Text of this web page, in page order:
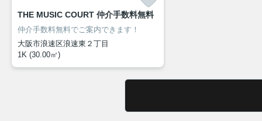
THE MUSIC COURT 仲介手数料無料
仲介手数料無料でご案内できます！
大阪市浪速区浪速東２丁目
1K (30.00㎡)